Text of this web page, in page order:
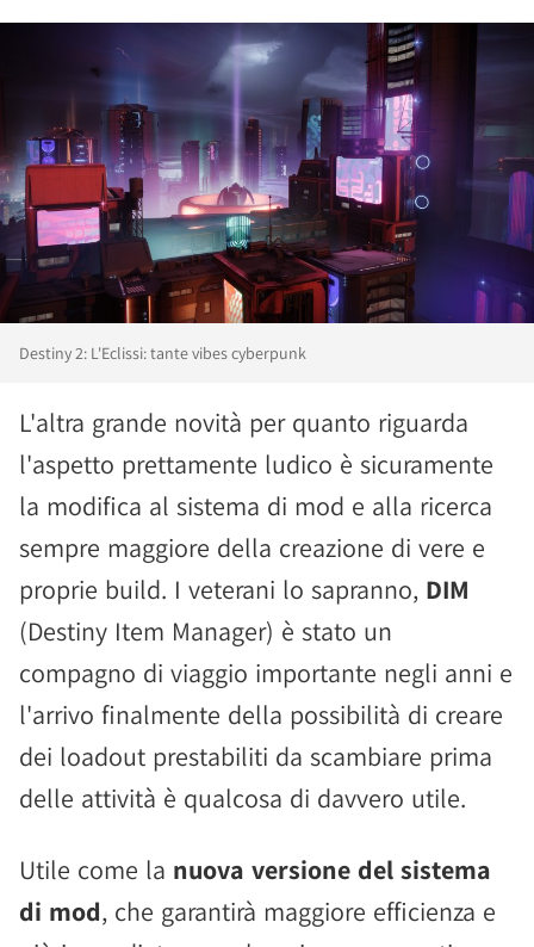
Destiny 2: L'Eclissi: tante vibes cyberpunk
L'altra grande novità per quanto riguarda
l'aspetto prettamente ludico è sicuramente
la modifica al sistema di mod e alla ricerca
sempre maggiore della creazione di vere e
proprie build. I veterani lo sapranno, DIM
(Destiny Item Manager) è stato un
compagno di viaggio importante negli anni e
l'arrivo finalmente della possibilità di creare
dei loadout prestabiliti da scambiare prima
delle attività è qualcosa di davvero utile.
Utile come la nuova versione del sistema
di mod, che garantirà maggiore efficienza e